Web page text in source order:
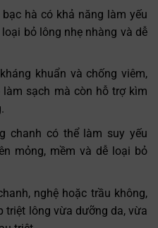
hà có khả năng làm yếu
bỏ lông nhẹ nhàng và dễ
khuẩn và chống viêm,
sạch mà còn hỗ trợ kìm
chanh có thể làm suy yếu
mỏng, mềm và dễ loại bỏ
nghệ hoặc trầu không,
triệt lông vừa dưỡng da, vừa